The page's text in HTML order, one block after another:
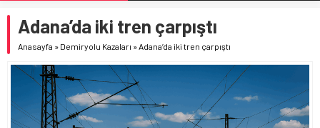
Kadar Tamamlayacak
ABD’de CREATE Programı 72,4 Milyon Dolarlık Alt Geçidi
Adana’da iki tren çarpıştı
Anasayfa » Demiryolu Kazaları »Adana’da iki tren çarpıştı